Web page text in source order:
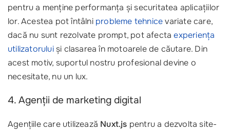
pentru a menține performanța și securitatea aplicațiilor
lor. Acestea pot întâlni probleme tehnicevariate care,
dacă nu sunt rezolvate prompt, pot afectaexperiența
utilizatoruluiși clasarea în motoarele de căutare. Din
acest motiv, suportul nostru profesional devine o
necesitate, nu un lux.
4. Agenții de marketing digital
Agențiile care utilizează Nuxt.js pentru a dezvolta site-